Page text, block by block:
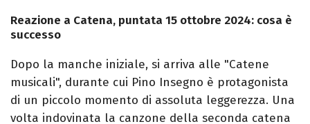
Reazione a Catena, puntata 15 ottobre 2024: cosa è
successo
Dopo la manche iniziale, si arriva alle "Catene
musicali", durante cui Pino Insegno è protagonista
di un piccolo momento di assoluta leggerezza. Una
volta indovinata la canzone della seconda catena